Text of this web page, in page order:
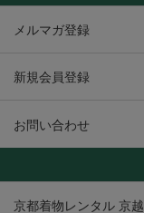
メルマガ登録
新規会員登録
お問い合わせ
京都着物レンタル 京越